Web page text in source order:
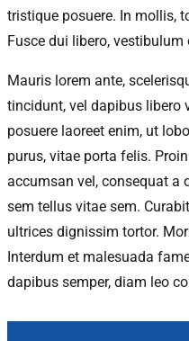
tristique posuere. In mollis,
Fusce dui libero,
Mauris lorem ante,
tincidunt, vel dapibus libero
posuere laoreet enim, ut
purus, vitae porta felis.
accumsan vel, consequat a
sem tellus vitae sem.
ultrices dignissim tortor.
Interdum et malesuada
dapibus semper, diam leo